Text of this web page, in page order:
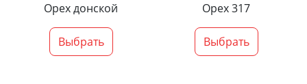
Орех донской
Выбрать
Орех 317
Выбрать